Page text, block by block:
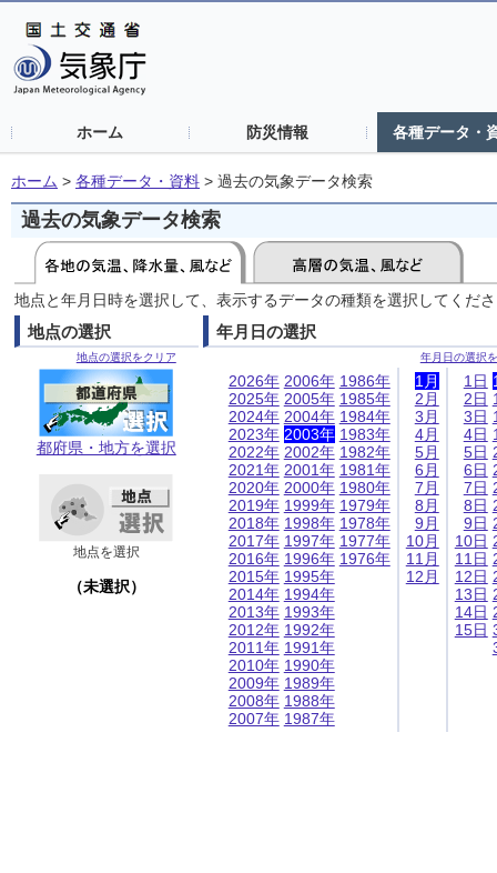
ホーム 防災情報 各種データ・
ホーム > 各種データ・資料 > 過去の気象データ検索
過去の気象データ検索
地点と年月日時を選択して、表示するデータの種類を選択してくだ
地点の選択
地点の選択をクリア
都府県・地方を選択
地点を選択
（未選択）
年月日の選択
年月日の選択
2026年
2025年
2024年
2023年
2022年
2021年
2020年
2019年
2018年
2017年
2016年
2015年
2014年
2013年
2012年
2011年
2010年
2009年
2008年
2007年
2006年
2005年
2004年
2003年
2002年
2001年
2000年
1999年
1998年
1997年
1996年
1995年
1994年
1993年
1992年
1991年
1990年
1989年
1988年
1987年
1986年
1985年
1984年
1983年
1982年
1981年
1980年
1979年
1978年
1977年
1976年
1月
2月
3月
4月
5月
6月
7月
8月
9月
10月
11月
12月
1日
2日
3日
4日
5日
6日
7日
8日
9日
10日
11日
12日
13日
14日
15日